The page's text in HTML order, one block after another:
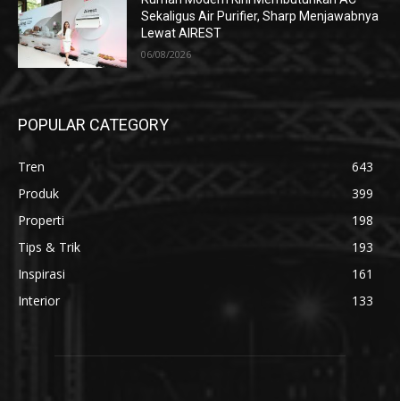
Sekaligus Air Purifier, Sharp Menjawabnya
Lewat AIREST
06/08/2026
POPULAR CATEGORY
Tren
643
Produk
399
Properti
198
Tips & Trik
193
Inspirasi
161
Interior
133